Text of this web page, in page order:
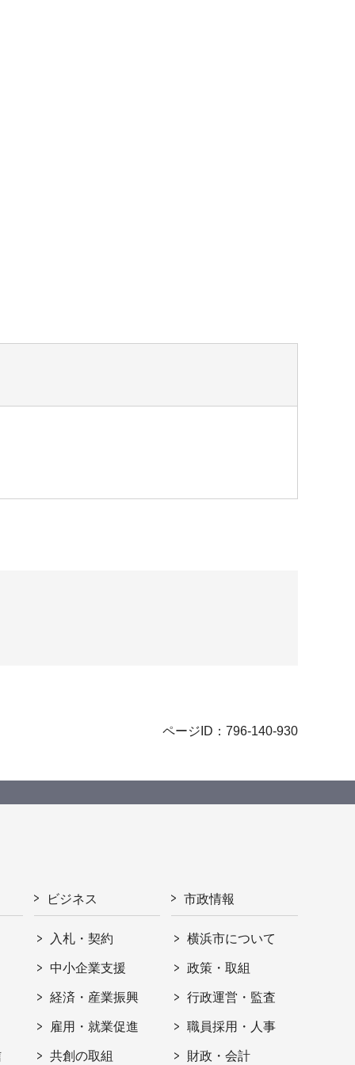
ページID：796-140-930
ビジネス
入札・契約
中小企業支援
経済・産業振興
雇用・就業促進
共創の取組
市政情報
横浜市について
政策・取組
行政運営・監査
職員採用・人事
財政・会計